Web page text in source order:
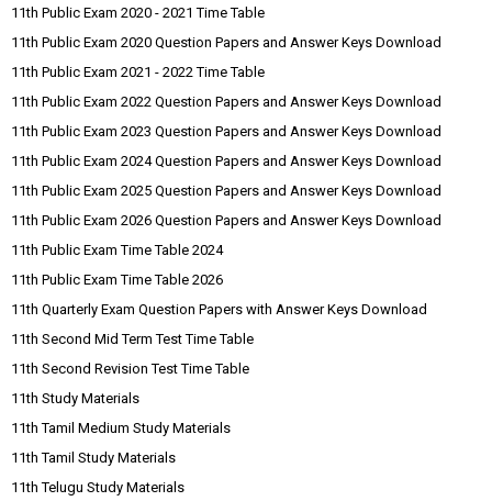
11th Public Exam 2020 - 2021 Time Table
11th Public Exam 2020 Question Papers and Answer Keys Download
11th Public Exam 2021 - 2022 Time Table
11th Public Exam 2022 Question Papers and Answer Keys Download
11th Public Exam 2023 Question Papers and Answer Keys Download
11th Public Exam 2024 Question Papers and Answer Keys Download
11th Public Exam 2025 Question Papers and Answer Keys Download
11th Public Exam 2026 Question Papers and Answer Keys Download
11th Public Exam Time Table 2024
11th Public Exam Time Table 2026
11th Quarterly Exam Question Papers with Answer Keys Download
11th Second Mid Term Test Time Table
11th Second Revision Test Time Table
11th Study Materials
11th Tamil Medium Study Materials
11th Tamil Study Materials
11th Telugu Study Materials